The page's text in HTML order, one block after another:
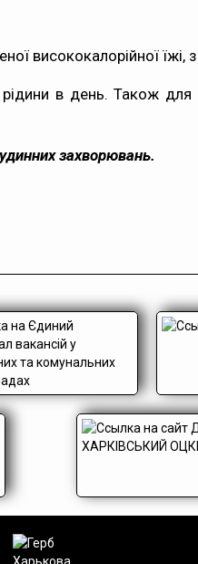
висококалорійної їжі,
в день. Також для
захворювань.